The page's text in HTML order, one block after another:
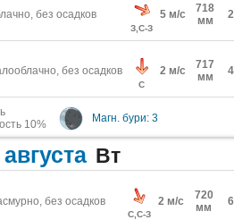
без осадков
З,С-З
5 м/с
718
мм
без осадков
С
2 м/с
717
мм
10%
Магн. бури: 3
Вт
без осадков
С,С-З
2 м/с
720
мм